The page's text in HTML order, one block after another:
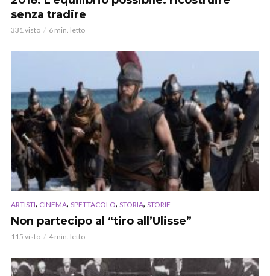
senza tradire
331 visto 6 min. letto
ARTISTI, CINEMA, SPETTACOLO, STORIA, STORIE
Non partecipo al “tiro all’Ulisse”
115 visto 4 min. letto